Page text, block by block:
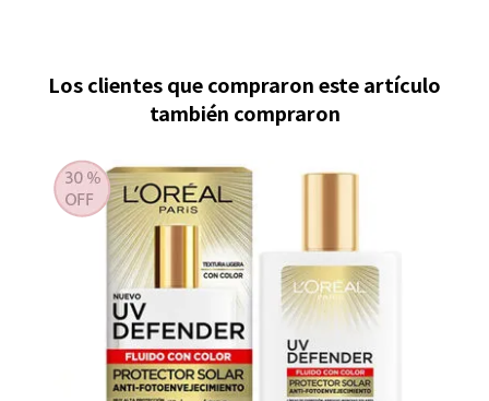
Los clientes que compraron este artículo
también compraron